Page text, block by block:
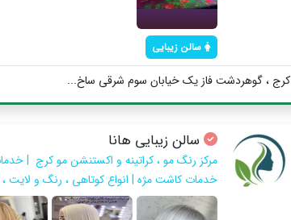
سالن زیبایی
کرج ، گوهردشت فاز یک خیابان سوم شرقی ساخ...
سالن زیبایی هانا
مرکز رنگ مو ، کراتینه و اکستنشن مو کرج |
خدمات کاشت مژه | انواع کوتاهی ، رنگ و لایت ،